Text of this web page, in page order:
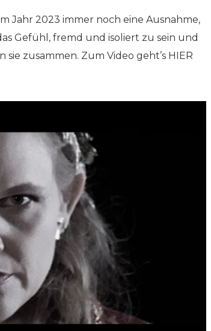
Jahr 2023 immer noch eine Ausnahme,
Gefühl, fremd und isoliert zu sein und
zusammen. Zum Video geht’s HIER